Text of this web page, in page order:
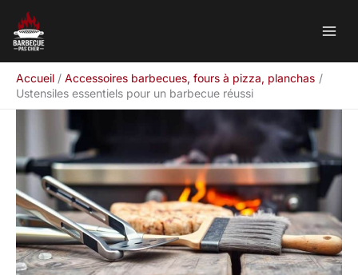
contenu
Accueil
Accessoires barbecues, fours à pizza, planchas
Ustensiles essentiels pour un barbecue réussi
Rechercher